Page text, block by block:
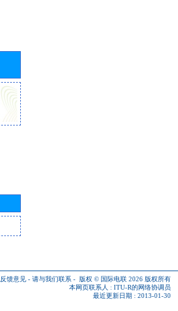
反馈意见 - 请与我们联系 - 版权 © 国际电联 2026 版权所有
本网页联系人 : ITU-R的网络协调员
最近更新日期 : 2013-01-30